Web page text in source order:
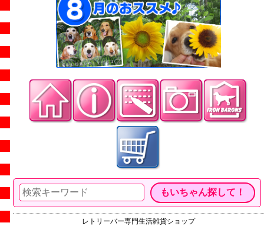
レトリーバー専門生活雑貨ショップ